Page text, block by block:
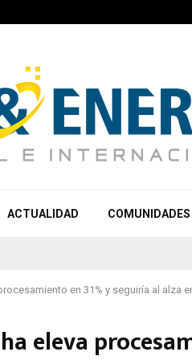
ACTUALIDAD COMUNIDADES
en 31% y seguiría al alza
eleva